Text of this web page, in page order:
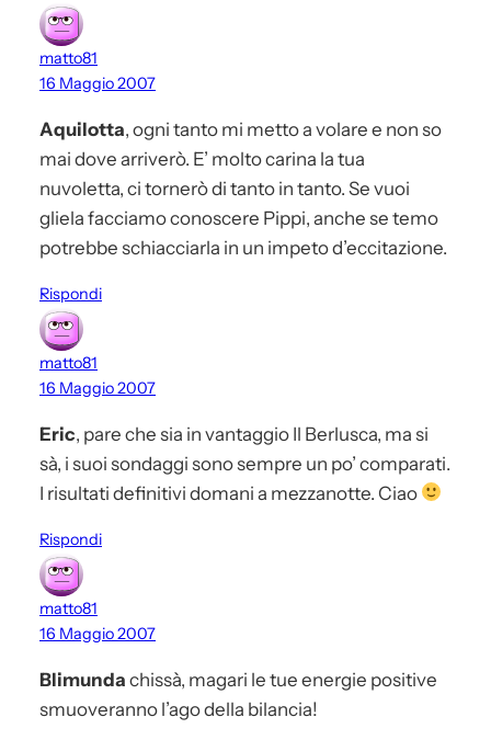
matto81
16 Maggio 2007
Aquilotta, ogni tanto mi metto a volare e non so
mai dove arriverò. E’ molto carina la tua
nuvoletta, ci tornerò di tanto in tanto. Se vuoi
gliela facciamo conoscere Pippi, anche se temo
potrebbe schiacciarla in un impeto d’eccitazione.
Rispondi
matto81
16 Maggio 2007
Eric, pare che sia in vantaggio Il Berlusca, ma si
sà, i suoi sondaggi sono sempre un po’ comparati.
I risultati definitivi domani a mezzanotte. Ciao
Rispondi
matto81
16 Maggio 2007
Blimunda chissà, magari le tue energie positive
smuoveranno l’ago della bilancia!